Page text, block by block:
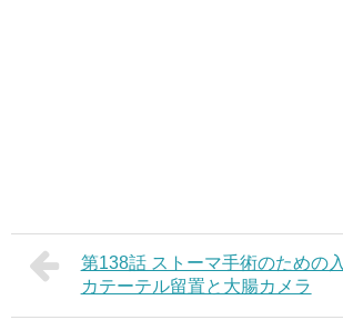
第138話 ストーマ手術のための
カテーテル留置と大腸カメラ